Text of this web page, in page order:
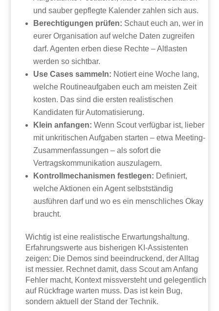
und sauber gepflegte Kalender zahlen sich aus.
Berechtigungen prüfen: Schaut euch an, wer in
eurer Organisation auf welche Daten zugreifen
darf. Agenten erben diese Rechte – Altlasten
werden so sichtbar.
Use Cases sammeln: Notiert eine Woche lang,
welche Routineaufgaben euch am meisten Zeit
kosten. Das sind die ersten realistischen
Kandidaten für Automatisierung.
Klein anfangen: Wenn Scout verfügbar ist, lieber
mit unkritischen Aufgaben starten – etwa Meeting-
Zusammenfassungen – als sofort die
Vertragskommunikation auszulagern.
Kontrollmechanismen festlegen: Definiert,
welche Aktionen ein Agent selbstständig
ausführen darf und wo es ein menschliches Okay
braucht.
Wichtig ist eine realistische Erwartungshaltung.
Erfahrungswerte aus bisherigen KI-Assistenten
zeigen: Die Demos sind beeindruckend, der Alltag
ist messier. Rechnet damit, dass Scout am Anfang
Fehler macht, Kontext missversteht und gelegentlich
auf Rückfrage warten muss. Das ist kein Bug,
sondern aktuell der Stand der Technik.